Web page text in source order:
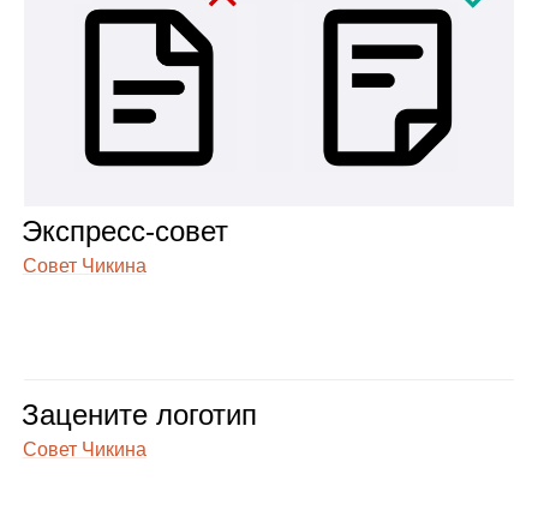
Экс­пресс‑совет
Совет Чикина
Заце­ните лого­тип
Совет Чикина